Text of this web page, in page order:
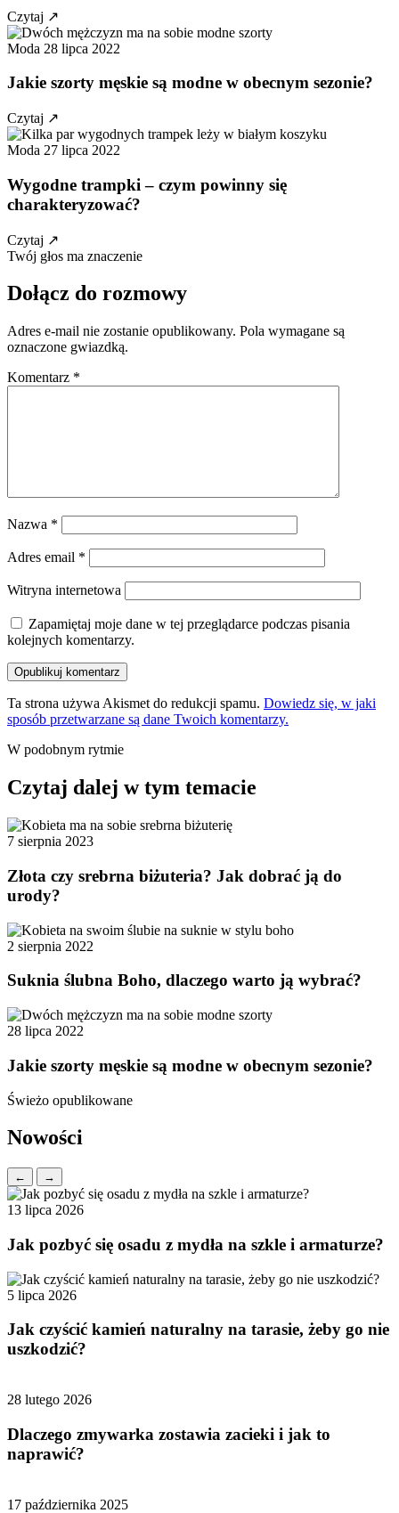
Czytaj ↗
Moda 28 lipca 2022
Jakie szorty męskie są modne w obecnym sezonie?
Czytaj ↗
Moda 27 lipca 2022
Wygodne trampki – czym powinny się
charakteryzować?
Czytaj ↗
Twój głos ma znaczenie
Dołącz do rozmowy
Adres e-mail nie zostanie opublikowany. Pola wymagane są
oznaczone gwiazdką.
Komentarz *
Nazwa *
Adres email *
Witryna internetowa
Zapamiętaj moje dane w tej przeglądarce podczas pisania
kolejnych komentarzy.
Ta strona używa Akismet do redukcji spamu. Dowiedz się, w jaki
sposób przetwarzane są dane Twoich komentarzy.
W podobnym rytmie
Czytaj dalej w tym temacie
7 sierpnia 2023
Złota czy srebrna biżuteria? Jak dobrać ją do
urody?
2 sierpnia 2022
Suknia ślubna Boho, dlaczego warto ją wybrać?
28 lipca 2022
Jakie szorty męskie są modne w obecnym sezonie?
Świeżo opublikowane
Nowości
← →
13 lipca 2026
Jak pozbyć się osadu z mydła na szkle i armaturze?
5 lipca 2026
Jak czyścić kamień naturalny na tarasie, żeby go nie
uszkodzić?
28 lutego 2026
Dlaczego zmywarka zostawia zacieki i jak to
naprawić?
17 października 2025